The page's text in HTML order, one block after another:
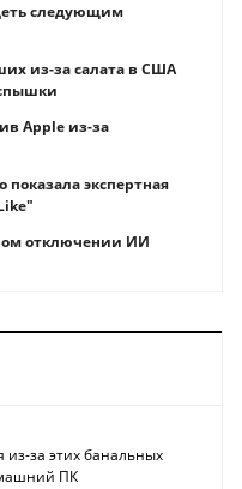
следующим
из-за салата в США
Apple из-за
экспертная
отключении ИИ
из-за этих банальных
ПК